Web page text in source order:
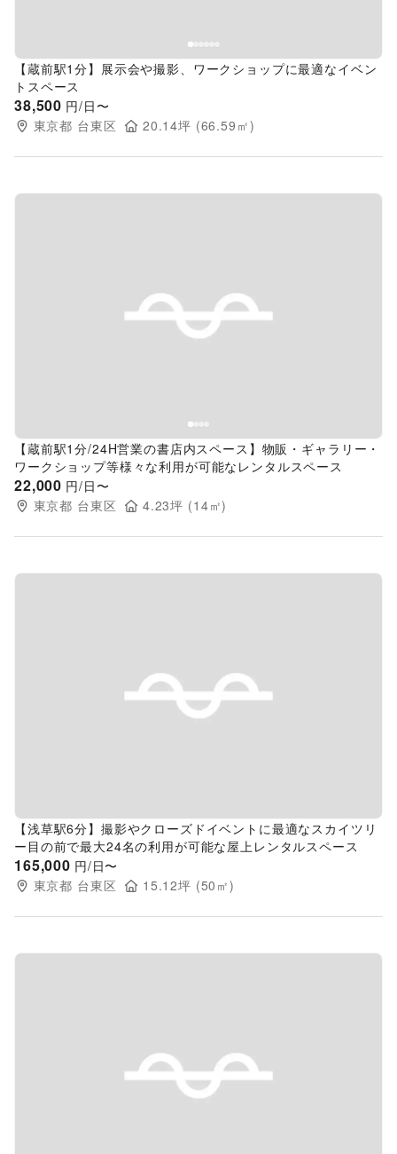
【蔵前駅1分】展示会や撮影、ワークショップに最適なイベン
トスペース
38,500 円/日〜
東京都 台東区 20.14坪 (66.59 ㎡)
Previous slide
【蔵前駅1分/24H営業の書店内スペース】物販・ギャラリー・
ワークショップ等様々な利用が可能なレンタルスペース
22,000 円/日〜
東京都 台東区 4.23坪 (14㎡)
Previous slide
【浅草駅6分】撮影やクローズドイベントに最適なスカイツリ
ー目の前で最大24名の利用が可能な屋上レンタルスペース
165,000 円/日〜
東京都 台東区 15.12坪 (50 ㎡)
Previous slide